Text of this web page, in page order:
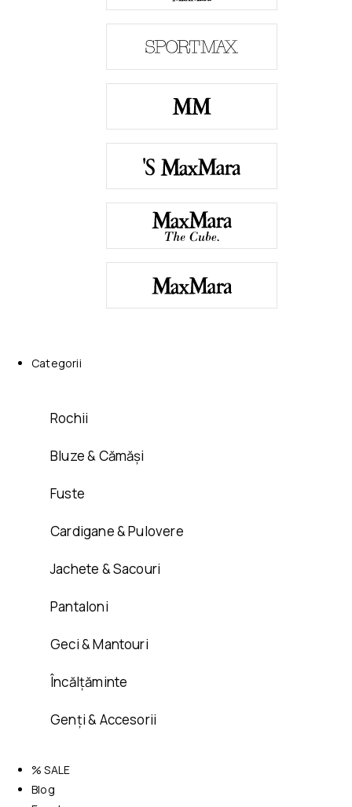
Categorii
Rochii
Bluze & Cămăși
Fuste
Cardigane & Pulovere
Jachete & Sacouri
Pantaloni
Geci & Mantouri
Încălțăminte
Genți & Accesorii
% SALE
Blog